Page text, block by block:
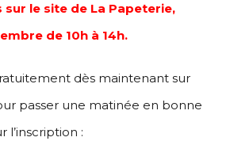
sur le site de La Papeterie,
de 10h à 14h.
dès maintenant sur
passer une matinée en bonne
l’inscription :